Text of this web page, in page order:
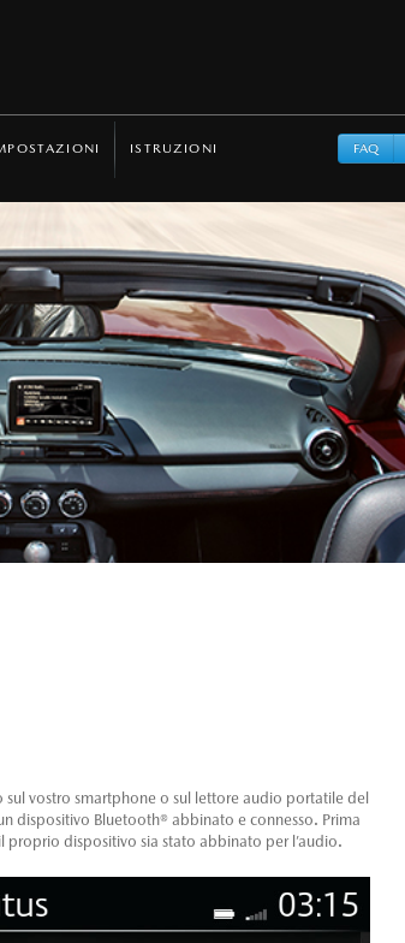
ISTRUZIONI FAQ
vostro smartphone o sul lettore audio portatile del
dispositivo Bluetooth® abbinato e connesso. Prima
dispositivo sia stato abbinato per l’audio.